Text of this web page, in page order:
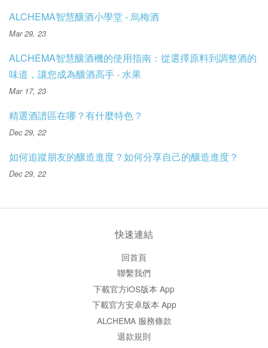
ALCHEMA智慧釀酒小學堂 - 烏梅酒
Mar 29, 23
ALCHEMA智慧釀酒機的使用指南：從選擇原料到調整酒的
味道，讓您成為釀酒高手 - 水果
Mar 17, 23
精選酒譜區在哪？有什麼特色？
Dec 29, 22
如何追蹤朋友的釀造進度？如何分享自己的釀造進度？
Dec 29, 22
快速連結
回首頁
聯繫我們
下載官方iOS版本 App
下載官方安卓版本 App
ALCHEMA 服務條款
退款規則